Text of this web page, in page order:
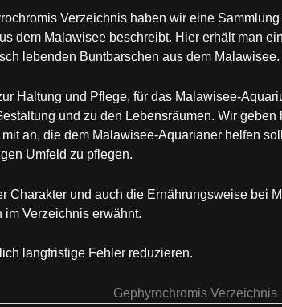
Verzeichnis haben wir eine
dem Malawisee beschreibt. Hier erhält man
lebenden Buntbarschen aus dem Malawisee.
Haltung und Pflege, für das Malawisee-
und zu den Lebensräumen. Wir
an, die dem Malawisee-Aquarianer helfen
Umfeld zu pflegen.
Charakter und auch die Ernährungsweise bei
im Verzeichnis erwähnt.
langfristige Fehler reduzieren.
Gephyrochromis Verzeichnis